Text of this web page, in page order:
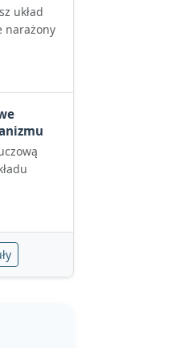
układ
narażony